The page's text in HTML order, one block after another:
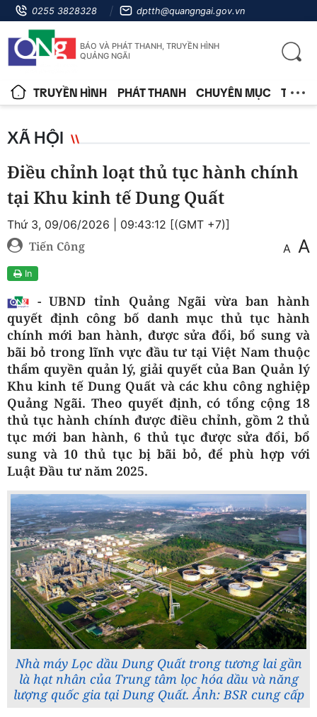
0255 3828328 dptth@quangngai.gov.vn
BÁO VÀ PHÁT THANH, TRUYỀN HÌNH
QUẢNG NGÃI
TRUYỀN HÌNH PHÁT THANH CHUYÊN MỤC TIN
XÃ HỘI
Điều chỉnh loạt thủ tục hành chính
tại Khu kinh tế Dung Quất
Thứ 3, 09/06/2026 | 09:43:12 [(GMT +7)]
Tiến Công A A
In
- UBND tỉnh Quảng Ngãi vừa ban hành
quyết định công bố danh mục thủ tục hành
chính mới ban hành, được sửa đổi, bổ sung và
bãi bỏ trong lĩnh vực đầu tư tại Việt Nam thuộc
thẩm quyền quản lý, giải quyết của Ban Quản lý
Khu kinh tế Dung Quất và các khu công nghiệp
Quảng Ngãi. Theo quyết định, có tổng cộng 18
thủ tục hành chính được điều chỉnh, gồm 2 thủ
tục mới ban hành, 6 thủ tục được sửa đổi, bổ
sung và 10 thủ tục bị bãi bỏ, để phù hợp với
Luật Đầu tư năm 2025.
Nhà máy Lọc dầu Dung Quất trong tương lai gần
là hạt nhân của Trung tâm lọc hóa dầu và năng
lượng quốc gia tại Dung Quất. Ảnh: BSR cung cấp